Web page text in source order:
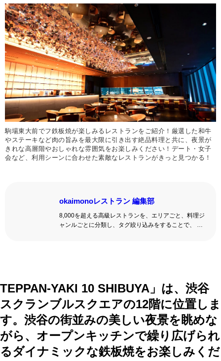
駒場東大前でフ鉄板焼が楽しみるレストランをご紹介！厳選した和牛
やステーキなど肉の旨みを最大限に引き出す絶品料理と共に、夜景が
きれな高層階やおしゃれな雰囲気をお楽しみください！デート・女子
会など、利用シーンに合わせた素敵なレストランがきっと見つかる！
okaimonoレストラン 編集部
8,000を超える高級レストランを、エリアごと、料理ジ
ャンルごとに分類し、タグ絞り込みをすることで、 い
TEPPAN-YAKI 10 SHIBUYA」は、渋谷
スクランブルスクエアの12階に位置しま
す。渋谷の街並みの美しい夜景を眺めな
がら、オープンキッチンで繰り広げられ
るダイナミックな鉄板焼をお楽しみくだ